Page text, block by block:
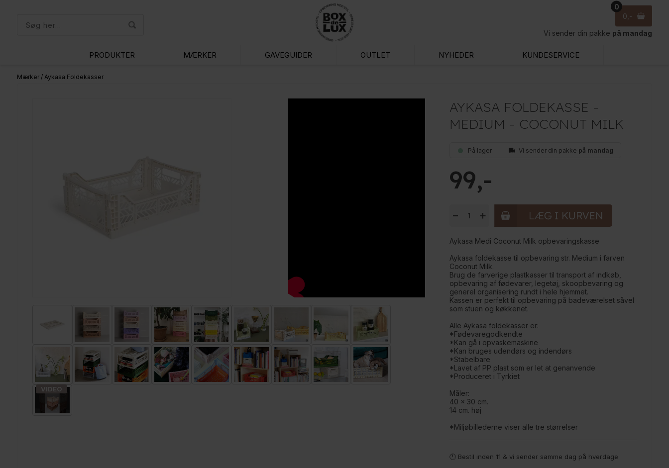
0
0
Vi sender din pakke på mandag
PRODUKTER MÆRKER GAVEGUIDER OUTLET NYHEDER KUNDESERVICE
Mærker/ Aykasa Foldekasser
AYKASA FOLDEKASSE -
MEDIUM - COCONUT MILK
På lager Vi sender din pakke på mandag
99
+
-
Aykasa Medi Coconut Milk opbevaringskasse
Aykasa foldekasse til opbevaring str. Medium i farven
Coconut Milk.
Brug de farverige plastkasser til transport af indkøb,
opbevaring af fødevarer, legetøj, skoopbevaring og
generel organisering rundt i hele hjemmet.
Kassen er perfekt til opbevaring på badeværelset såvel
som stuen og køkkenet.
Alle Aykasa foldekasser er:
*Fødevaregodkendte
*Kan gå i opvaskemaskine
*Kan bruges udendørs og indendørs
*Stabelbare
*Lavet af PP plast som er let at genanvende
*Produceret i Tyrkiet
Måler:
40 x 30 cm.
14 cm. høj
*Miljøbillederne viser alle tre størrelser
🕚 Bestil inden 11 & vi sender samme dag på hverdage